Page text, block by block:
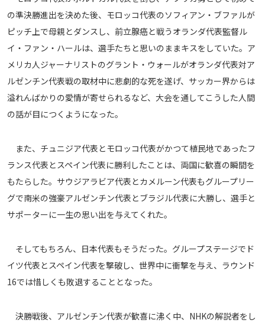
の準決勝進出を決めた後、モロッコ代表のソフィアン・ブファルが
ピッチ上で母親とダンスし、前立腺癌と戦うオランダ代表監督ル
イ・ファン・ハールは、選手たちと思いのままキスをしていた。ア
メリカ人ジャーナリストのグラント・ウォールがオランダ代表対ア
ルゼンチン代表戦の取材中に悲劇的な死を遂げ、サッカー界からは
溢れんばかりの愛情が寄せられるなど、大会を通してこうした人間
の話が目につくようになった。
また、チュニジア代表とモロッコ代表がかつて植民地であったフ
ランス代表とスペイン代表に勝利したことは、両国に歓喜の瞬間を
もたらした。サウジアラビア代表とカメルーン代表もグループリー
グで南米の強豪アルゼンチン代表とブラジル代表に大勝し、選手と
サポーターに一生の思い出を与えてくれた。
そしてもちろん、日本代表もそうだった。グループステージでド
イツ代表とスペイン代表を撃破し、世界中に衝撃を与え、ラウンド
16では惜しくも敗退することとなった。
決勝戦後、アルゼンチン代表が歓喜に沸く中、NHKの解説者をし